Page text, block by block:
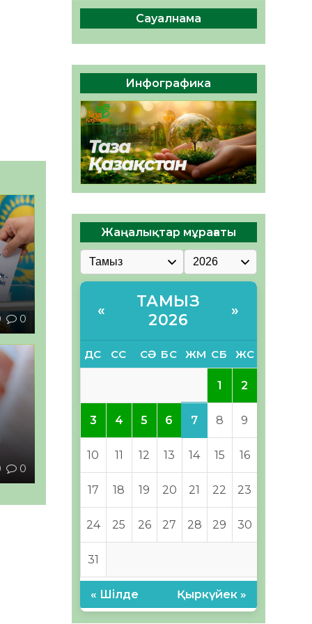
0
0
беруге дайын
ӘРБІР ДАУЫС – ҚОҒАМ
ДАМУЫНА ҚОСЫЛҒАН
ҮЛЕС
05.08.2026
37 0
Сауалнама
Инфографика
Жаңалықтар мұрағаты
«
ТАМЫЗ
2026
»
ДС СС СӘ БС ЖМ СБ ЖС
1 2
3 4 5 6 7 8 9
10 11 12 13 14 15 16
17 18 19 20 21 22 23
24 25 26 27 28 29 30
31
« Шілде Қыркүйек »